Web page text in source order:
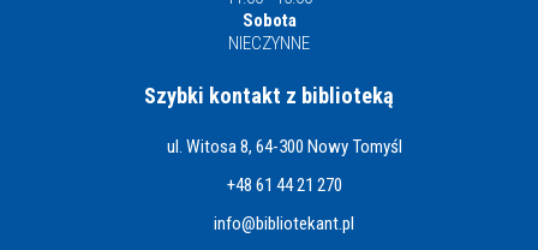
Sobota
NIECZYNNE
Szybki kontakt z biblioteką
ul. Witosa 8, 64-300 Nowy Tomyśl
+48 61 44 21 270
info@bibliotekant.pl